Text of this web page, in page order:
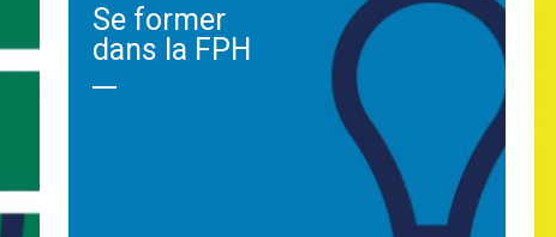
Se former
dans la FPH